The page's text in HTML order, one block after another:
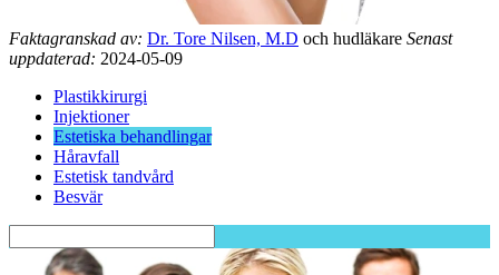
Faktagranskad av: Dr. Tore Nilsen, M.D och hudläkare Senast
uppdaterad: 2024-05-09
Plastikkirurgi
Injektioner
Estetiska behandlingar
Håravfall
Estetisk tandvård
Besvär